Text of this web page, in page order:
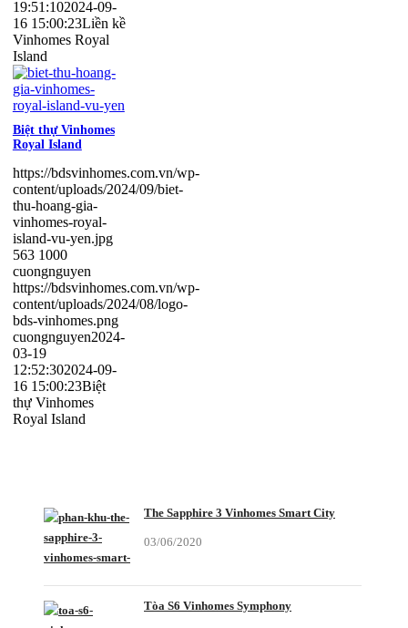
19:51:102024-09-
16 15:00:23Liền kề
Vinhomes Royal
Island
Biệt thự Vinhomes
Royal Island
https://bdsvinhomes.com.vn/wp-
content/uploads/2024/09/biet-
thu-hoang-gia-
vinhomes-royal-
island-vu-yen.jpg
563 1000
cuongnguyen
https://bdsvinhomes.com.vn/wp-
content/uploads/2024/08/logo-
bds-vinhomes.png
cuongnguyen2024-
03-19
12:52:302024-09-
16 15:00:23Biệt
thự Vinhomes
Royal Island
The Sapphire 3 Vinhomes Smart City
03/06/2020
Tòa S6 Vinhomes Symphony